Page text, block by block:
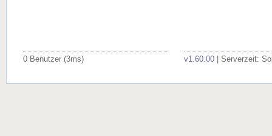
0 Benutzer (3ms) v1.60.00 | Serverzeit: